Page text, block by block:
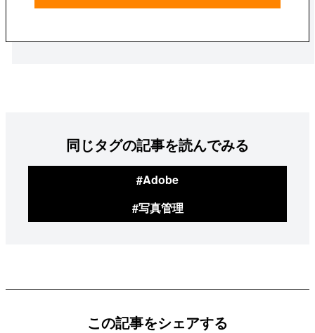
同じタグの記事を読んでみる
#Adobe
#写真管理
この記事をシェアする